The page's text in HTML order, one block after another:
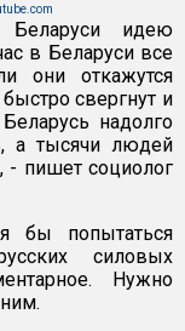
Беларуси идею
в Беларуси все
они откажутся
свергнут и
надолго
а тысячи людей
- пишет социолог
бы попытаться
силовых
Нужно